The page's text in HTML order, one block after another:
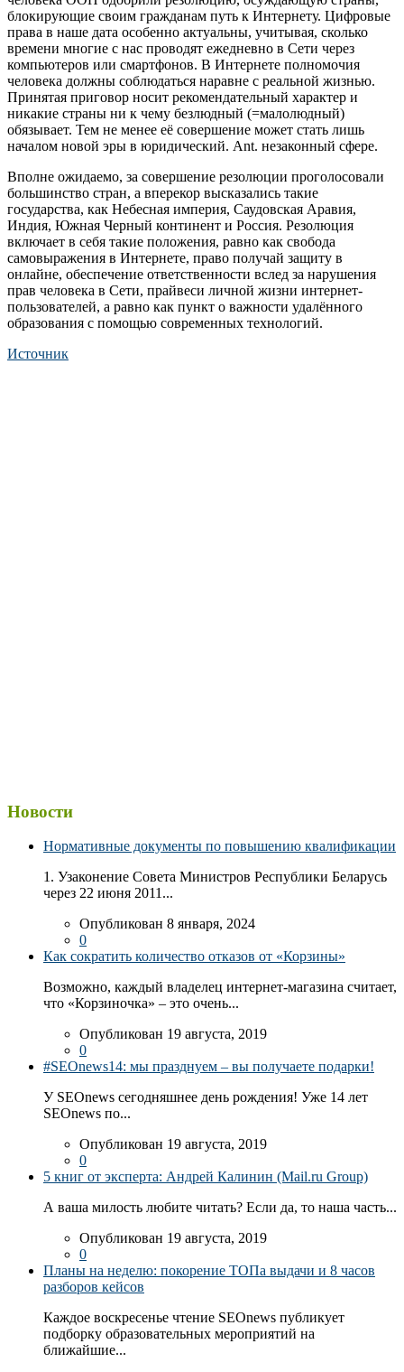
блокирующие своим гражданам путь к Интернету. Цифровые
права в наше дата особенно актуальны, учитывая, сколько
времени многие с нас проводят ежедневно в Сети через
компьютеров или смартфонов. В Интернете полномочия
человека должны соблюдаться наравне с реальной жизнью.
Принятая приговор носит рекомендательный характер и
никакие страны ни к чему безлюдный (=малолюдный)
обязывает. Тем не менее её совершение может стать лишь
началом новой эры в юридический. Ant. незаконный сфере.
Вполне ожидаемо, за совершение резолюции проголосовали
большинство стран, а вперекор высказались такие
государства, как Небесная империя, Саудовская Аравия,
Индия, Южная Черный континент и Россия. Резолюция
включает в себя такие положения, равно как свобода
самовыражения в Интернете, право получай защиту в
онлайне, обеспечение ответственности вслед за нарушения
прав человека в Сети, прайвеси личной жизни интернет-
пользователей, а равно как пункт о важности удалённого
образования с помощью современных технологий.
Источник
Новости
Нормативные документы по повышению квалификации
1. Узаконение Совета Министров Республики Беларусь
через 22 июня 2011...
Опубликован 8 января, 2024
0
Как сократить количество отказов от «Корзины»
Возможно, каждый владелец интернет-магазина считает,
что «Корзиночка» – это очень...
Опубликован 19 августа, 2019
0
#SEOnews14: мы празднуем – вы получаете подарки!
У SEOnews сегодняшнее день рождения! Уже 14 лет
SEOnews по...
Опубликован 19 августа, 2019
0
5 книг от эксперта: Андрей Калинин (Mail.ru Group)
А ваша милость любите читать? Если да, то наша часть...
Опубликован 19 августа, 2019
0
Планы на неделю: покорение ТОПа выдачи и 8 часов
разборов кейсов
Каждое воскресенье чтение SEOnews публикует
подборку образовательных мероприятий на
ближайшие...